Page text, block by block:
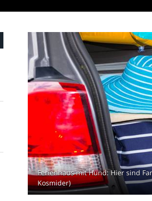
Ferienhaus mit Hund: Hier sind
Kosmider)